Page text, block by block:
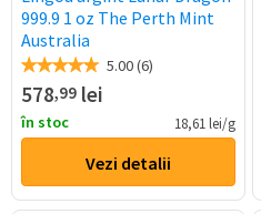
999.9 1 oz The Perth Mint
Australia
5.00 (6)
578,99 lei
în stoc 18,61 lei/g
Vezi detalii